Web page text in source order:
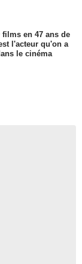
films en 47 ans de
l'acteur qu'on a
le cinéma